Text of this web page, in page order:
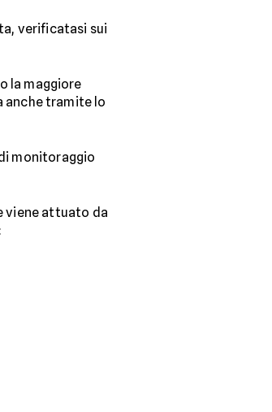
verificatasi sui
la maggiore
anche tramite lo
monitoraggio
viene attuato da